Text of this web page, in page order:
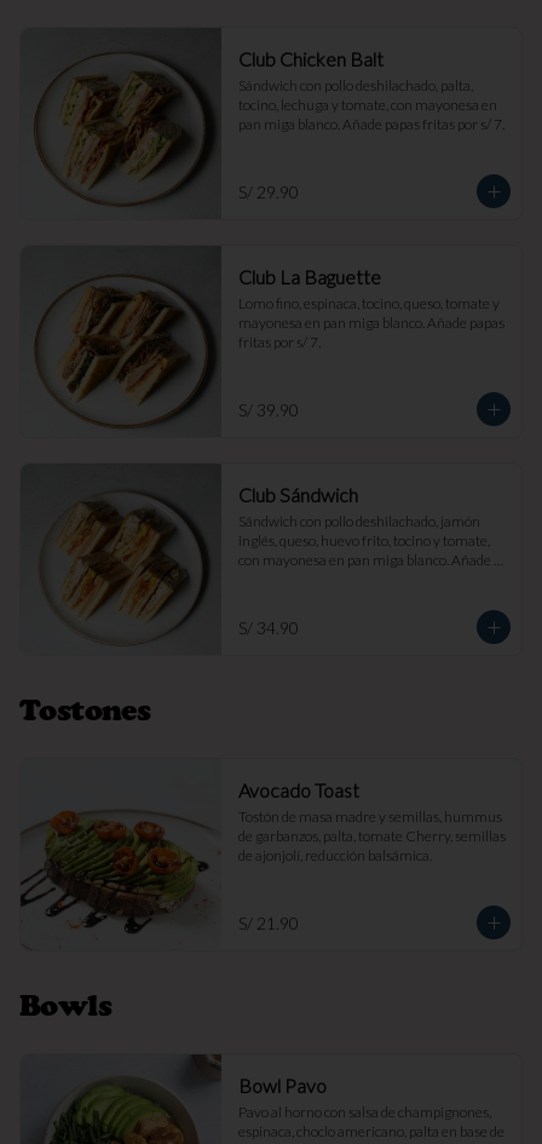
Club Chicken Balt
Sándwich con pollo deshilachado, palta,
tocino, lechuga y tomate, con mayonesa en
pan miga blanco. Añade papas fritas por s/ 7.
S/ 29.90
Club La Baguette
Lomo fino, espinaca, tocino, queso, tomate y
mayonesa en pan miga blanco. Añade papas
fritas por s/ 7.
S/ 39.90
Club Sándwich
Sándwich con pollo deshilachado, jamón
inglés, queso, huevo frito, tocino y tomate,
con mayonesa en pan miga blanco. Añade
S/ 34.90
Tostones
Avocado Toast
Tostón de masa madre y semillas, hummus
de garbanzos, palta, tomate Cherry, semillas
de ajonjolí, reducción balsámica.
S/ 21.90
Bowls
Bowl Pavo
Pavo al horno con salsa de champignones,
espinaca, choclo americano, palta en base de